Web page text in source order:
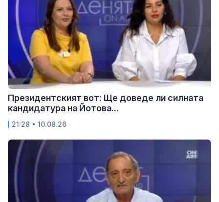
Президентският вот: Ще доведе ли силната
кандидатура на Йотова...
21:28 • 10.08.26